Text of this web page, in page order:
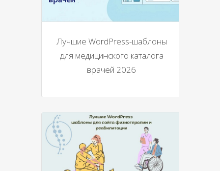
Лучшие WordPress-шаблоны
для медицинского каталога
врачей 2026